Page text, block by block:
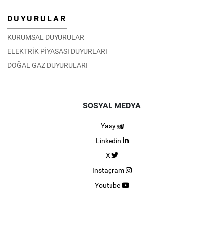
DUYURULAR
KURUMSAL DUYURULAR
ELEKTRİK PİYASASI DUYURLARI
DOĞAL GAZ DUYURULARI
SOSYAL MEDYA
Yaay
Linkedin
X
Instagram
Youtube